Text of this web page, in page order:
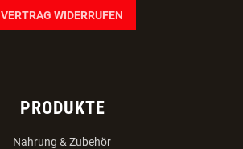
VERTRAG WIDERRUFEN
PRODUKTE
Nahrung & Zubehör